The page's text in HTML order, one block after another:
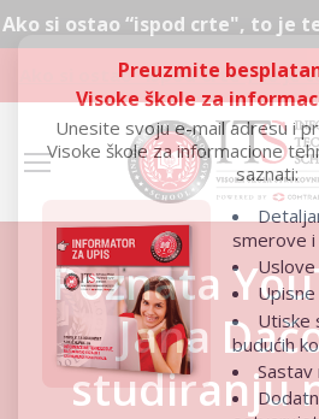
“ispod crte", to je tek
Ako si ostao “ispod crte", to je
Poznata
Jana
studiranju
Preuzmite
Visoke škole za
Unesite svoju e-mail adresu i
Visoke škole za informacione
saznati:
smerove
Uslove
Utiske
budućih
Sastav